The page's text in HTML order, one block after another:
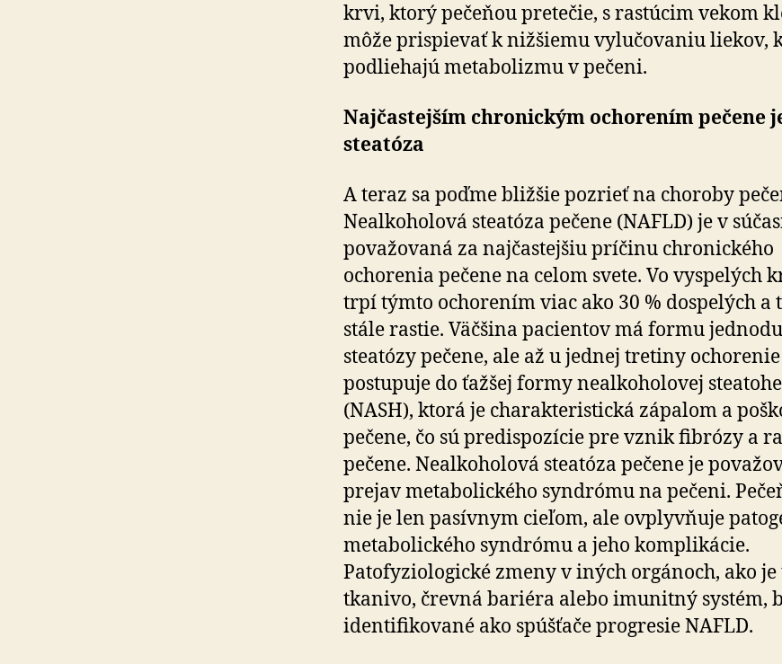
krvi, ktorý pečeňou pretečie, s rastúcim vekom
môže prispievať k nižšiemu vylučovaniu liekov,
podliehajú metabolizmu v pečeni.
Najčastejším chronickým ochorením pečene
steatóza
A teraz sa poďme bližšie pozrieť na choroby
Nealkoholová steatóza pečene (NAFLD) je v
považovaná za najčastejšiu príčinu chronického
ochorenia pečene na celom svete. Vo vyspelých
trpí týmto ochorením viac ako 30 % dospelých a
stále rastie. Väčšina pacientov má formu
steatózy pečene, ale až u jednej tretiny ochorenie
postupuje do ťažšej formy nealkoholovej
(NASH), ktorá je charakteristická zápalom a
pečene, čo sú predispozície pre vznik fibrózy a
pečene. Nealkoholová steatóza pečene je
prejav metabolického syndrómu na pečeni.
nie je len pasívnym cieľom, ale ovplyvňuje
metabolického syndrómu a jeho komplikácie.
Patofyziologické zmeny v iných orgánoch, ako je
tkanivo, črevná bariéra alebo imunitný systém,
identifikované ako spúšťače progresie NAFLD.